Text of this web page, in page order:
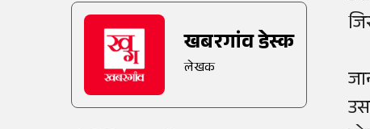
खबरगांव डेस्क
लेखक